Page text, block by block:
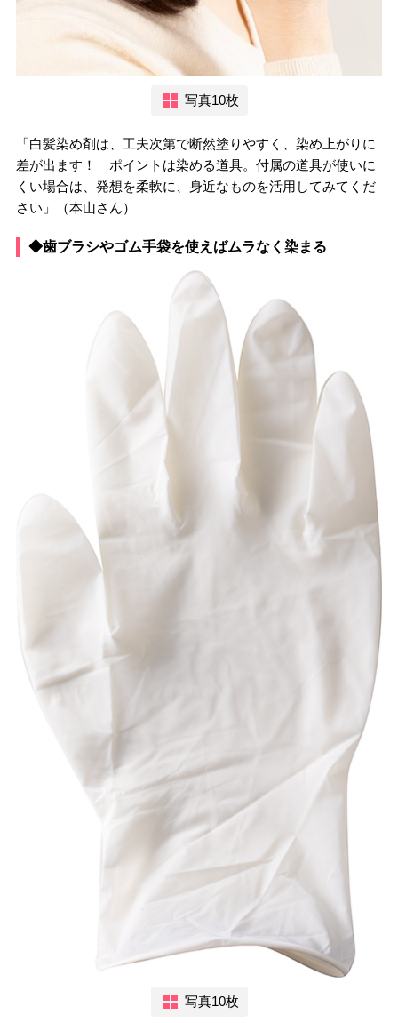
写真10枚
「白髪染め剤は、工夫次第で断然塗りやすく、染め上がりに
差が出ます！ ポイントは染める道具。付属の道具が使いに
くい場合は、発想を柔軟に、身近なものを活用してみてくだ
さい」（本山さん）
◆歯ブラシやゴム手袋を使えばムラなく染まる
写真10枚